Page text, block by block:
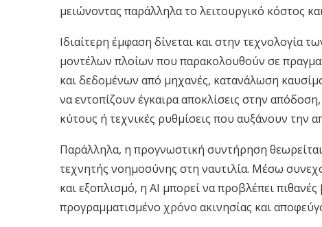
μειώνοντας παράλληλα το λειτουργικό κόστος
Ιδιαίτερη έμφαση δίνεται και στην τεχνολογία
μοντέλων πλοίων που παρακολουθούν σε
και δεδομένων από μηχανές, κατανάλωση
να εντοπίζουν έγκαιρα αποκλίσεις στην
κύτους ή τεχνικές ρυθμίσεις που αυξάνουν την
Παράλληλα, η προγνωστική συντήρηση
τεχνητής νοημοσύνης στη ναυτιλία. Μέσω
και εξοπλισμό, η AI μπορεί να προβλέπει
προγραμματισμένο χρόνο ακινησίας και